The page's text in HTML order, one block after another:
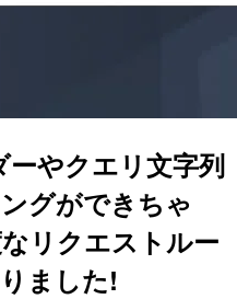
やクエリ文字列
グができちゃ
リクエストルー
ました!